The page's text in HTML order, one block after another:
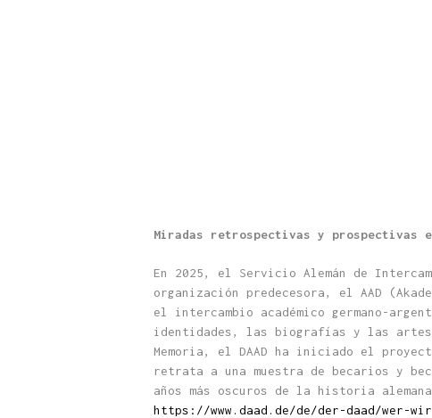
Miradas retrospectivas y prospectivas
En 2025, el Servicio Alemán de
organización predecesora, el AAD
el intercambio académico germano-
identidades, las biografías y las
Memoria, el DAAD ha iniciado el
retrata a una muestra de becarios y
años más oscuros de la historia
https://www.daad.de/de/der-daad/wer-